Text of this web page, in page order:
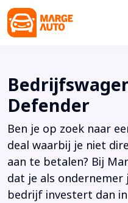
Defender
Ben je op zoek naar
deal waarbij je niet
aan te betalen? Bij
dat je als ondernemer
bedrijf investert dan